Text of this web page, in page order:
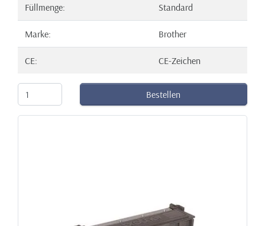
Füllmenge: Standard
Marke: Brother
CE: CE-Zeichen
Bestellen